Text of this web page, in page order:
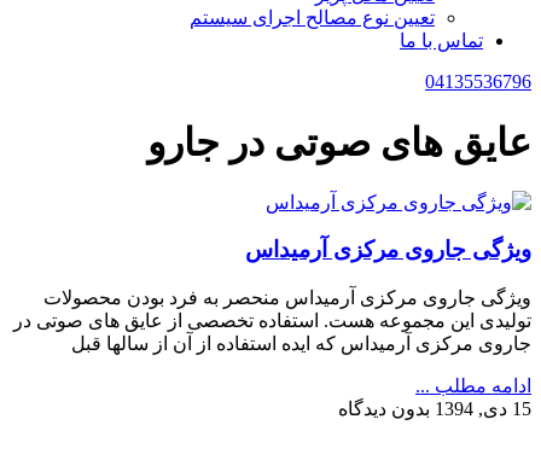
تعیین نوع مصالح اجرای سیستم
تماس با ما
04135536796
عایق های صوتی در جارو
ویژگی جاروی مرکزی آرمیداس
ویژگی جاروی مرکزی آرمیداس منحصر به فرد بودن محصولات
تولیدی این مجموعه هست. استفاده تخصصی از عایق های صوتی در
جاروی مرکزی آرمیداس که ایده استفاده از آن از سالها قبل
ادامه مطلب ...
15 دی, 1394
بدون دیدگاه